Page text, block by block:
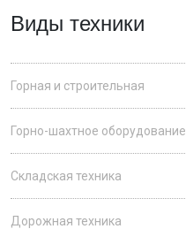
Виды техники
Горная и строительная
Горно-шахтное оборудование
Складская техника
Дорожная техника